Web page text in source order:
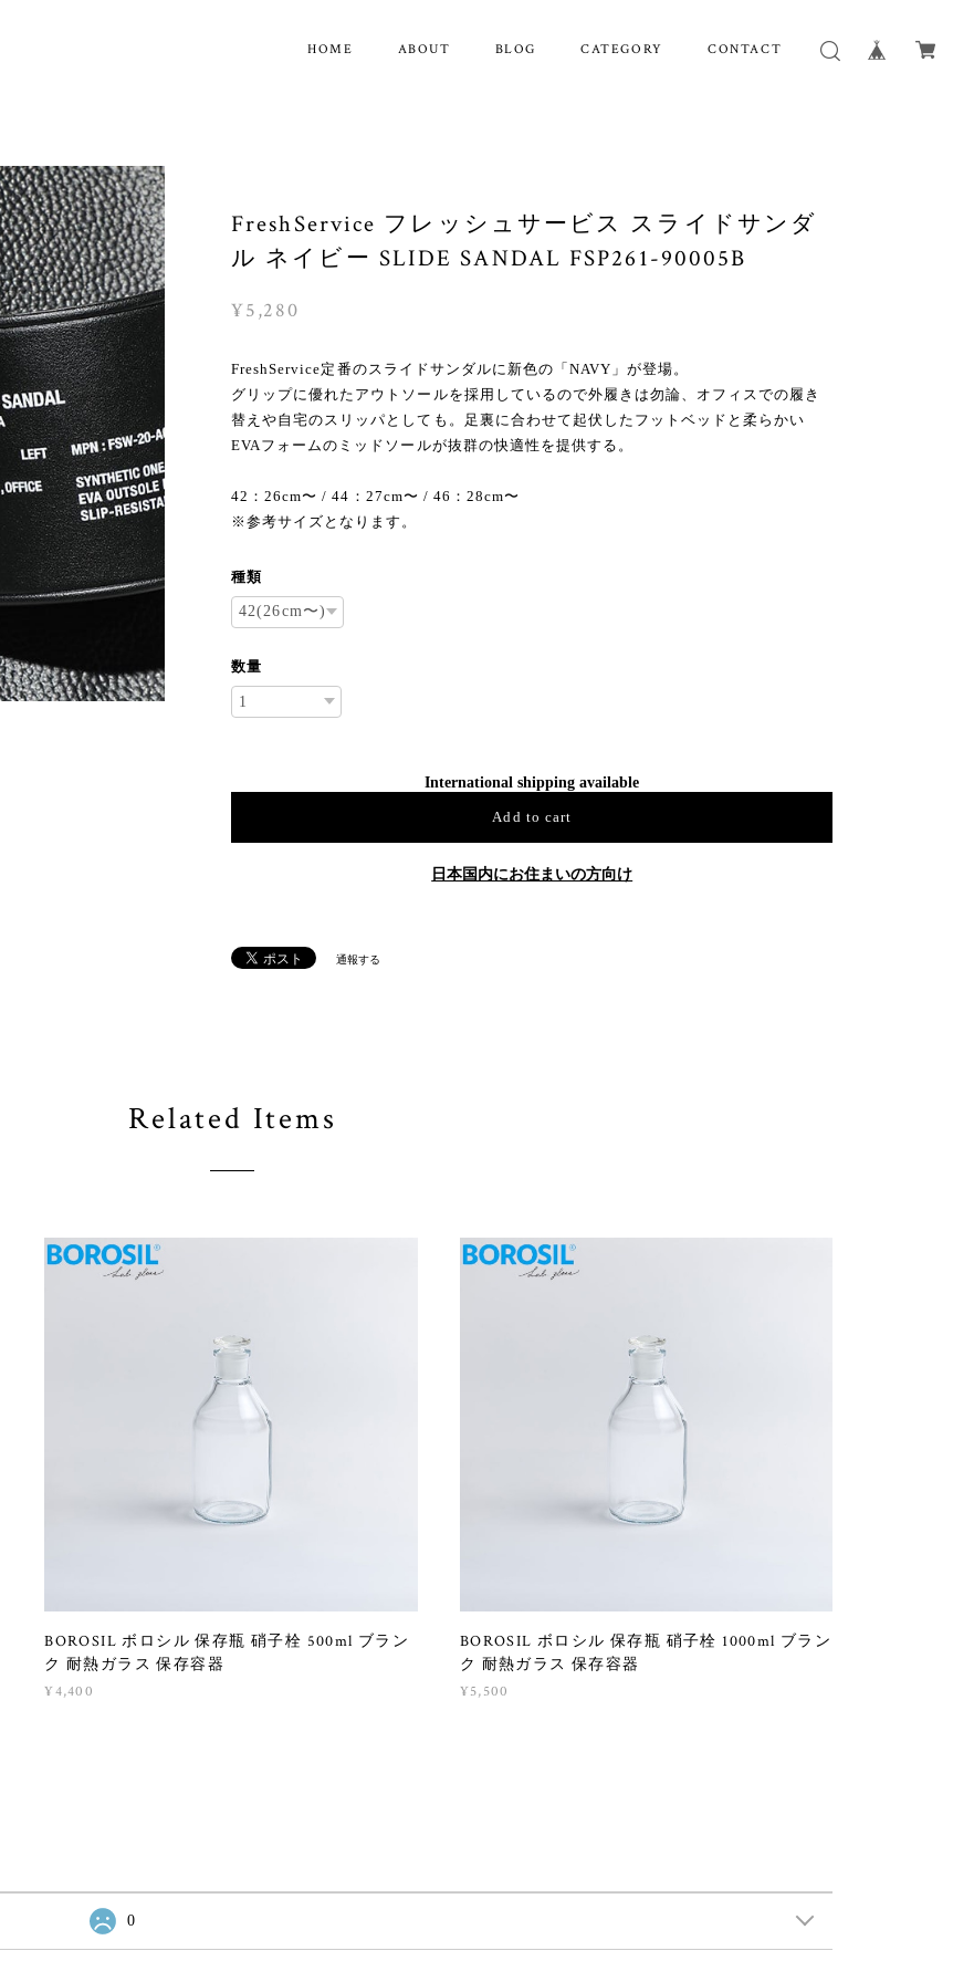
HOME ABOUT BLOG CATEGORY CONTACT
FreshService フレッシュサービス スライドサンダ
ル ネイビー SLIDE SANDAL FSP261-90005B
¥5,280
FreshService定番のスライドサンダルに新色の「NAVY」が登場。
グリップに優れたアウトソールを採用しているので外履きは勿論、オフィスでの履き
替えや自宅のスリッパとしても。足裏に合わせて起伏したフットベッドと柔らかい
EVAフォームのミッドソールが抜群の快適性を提供する。
42：26cm〜 / 44：27cm〜 / 46：28cm〜
※参考サイズとなります。
種類
数量
International shipping available
Add to cart
日本国内にお住まいの方向け
通報する
Related Items
BOROSIL ボロシル 保存瓶 硝子栓 500ml ブラン
ク 耐熱ガラス 保存容器
¥4,400
BOROSIL ボロシル 保存瓶 硝子栓 1000ml ブラン
ク 耐熱ガラス 保存容器
¥5,500
0